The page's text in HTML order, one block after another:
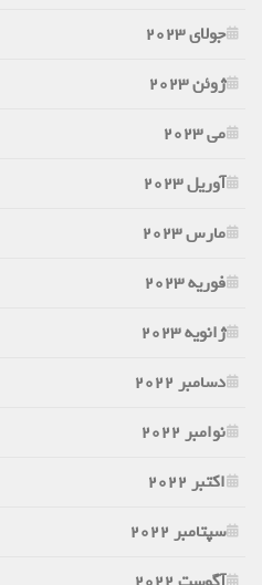
جولای 2023
ژوئن 2023
می 2023
آوریل 2023
مارس 2023
فوریه 2023
ژانویه 2023
دسامبر 2022
نوامبر 2022
اکتبر 2022
سپتامبر 2022